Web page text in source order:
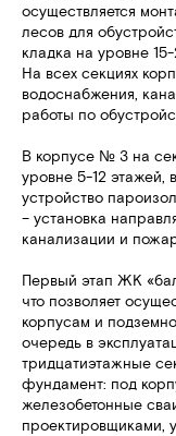
осуществляется
лесов для
кладка на уровне
На всех секциях
водоснабжения,
работы по
В корпусе № 3 на
уровне 5-12 этажей,
устройство
– установка
канализации и
Первый этап ЖК
что позволяет
корпусам и
очередь в
тридцатиэтажные
фундамент: под
железобетонные
проектировщиками,